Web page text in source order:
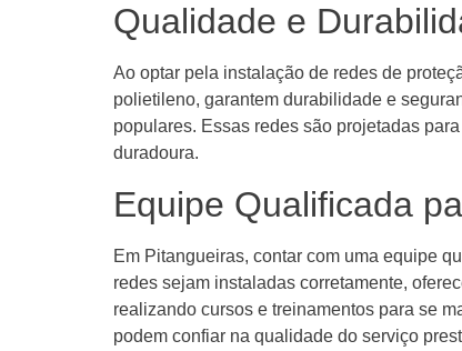
Qualidade e
Ao optar pela instalação de redes de
polietileno, garantem durabilidade e
populares. Essas redes são projetadas
duradoura.
Equipe Qualificada
Em Pitangueiras, contar com uma equipe
redes sejam instaladas corretamente,
realizando cursos e treinamentos para se
podem confiar na qualidade do serviço